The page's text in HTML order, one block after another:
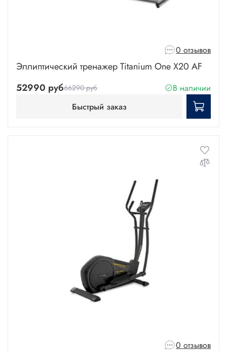
0 отзывов
Эллиптический тренажер Titanium One X20 AF
52990 руб66290 руб
В наличии
Быстрый заказ
0 отзывов